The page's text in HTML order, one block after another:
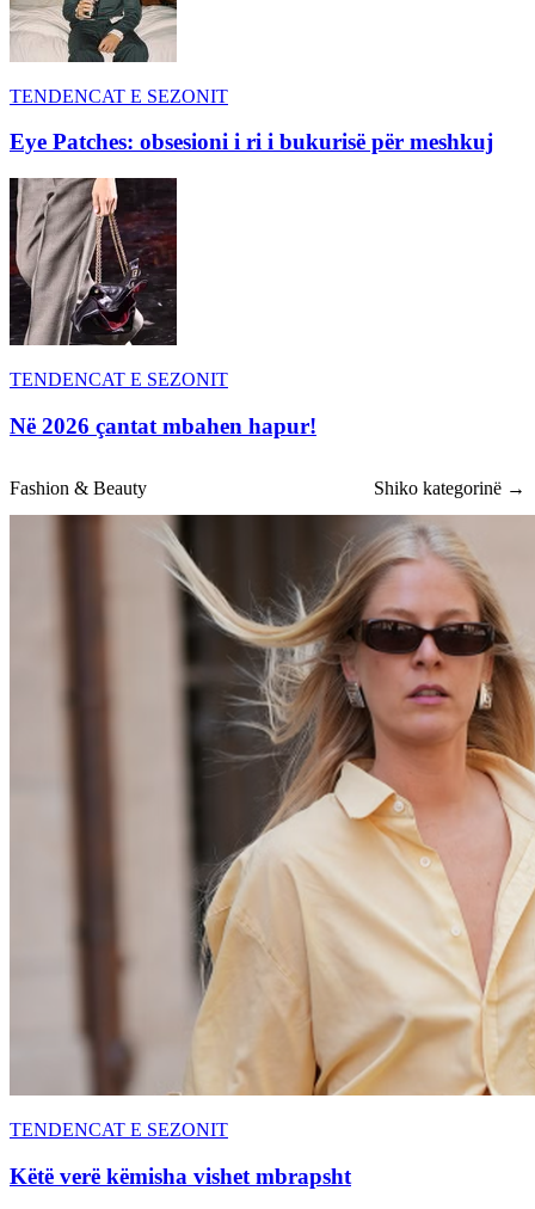
TENDENCAT E SEZONIT
Eye Patches: obsesioni i ri i bukurisë për meshkuj
TENDENCAT E SEZONIT
Në 2026 çantat mbahen hapur!
Fashion & Beauty Shiko kategorinë →
TENDENCAT E SEZONIT
Këtë verë këmisha vishet mbrapsht